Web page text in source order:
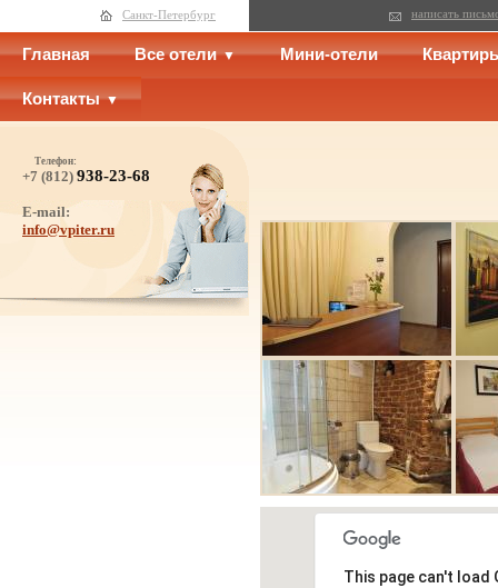
Санкт-Петербург написать
Главная Все отели Мини-отели
Контакты
Телефон:
+7 (812) 938-23-68
E-mail:
info@vpiter.ru
This page can't load